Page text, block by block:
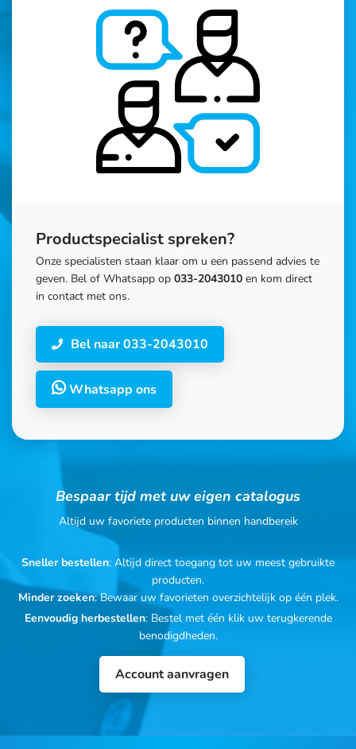
Productspecialist spreken?
Onze specialisten staan klaar om u een passend advies te
geven. Bel of Whatsapp op 033-2043010 en kom direct
in contact met ons.
Bel naar 033-2043010
Whatsapp ons
Bespaar tijd met uw eigen catalogus
Altijd uw favoriete producten binnen handbereik
Sneller bestellen: Altijd direct toegang tot uw meest gebruikte
producten.
Minder zoeken: Bewaar uw favorieten overzichtelijk op één plek.
Eenvoudig herbestellen: Bestel met één klik uw terugkerende
benodigdheden.
Account aanvragen